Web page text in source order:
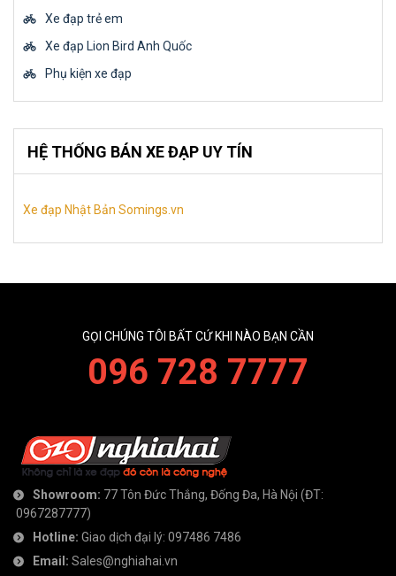
Xe đạp trẻ em
Xe đạp Lion Bird Anh Quốc
Phụ kiện xe đạp
HỆ THỐNG BÁN XE ĐẠP UY TÍN
Xe đạp Nhật Bản Somings.vn
GỌI CHÚNG TÔI BẤT CỨ KHI NÀO BẠN CẦN
096 728 7777
Showroom: 77 Tôn Đức Thắng, Đống Đa, Hà Nội (ĐT:
0967287777)
Hotline: Giao dịch đại lý: 097486 7486
Email: Sales@nghiahai.vn